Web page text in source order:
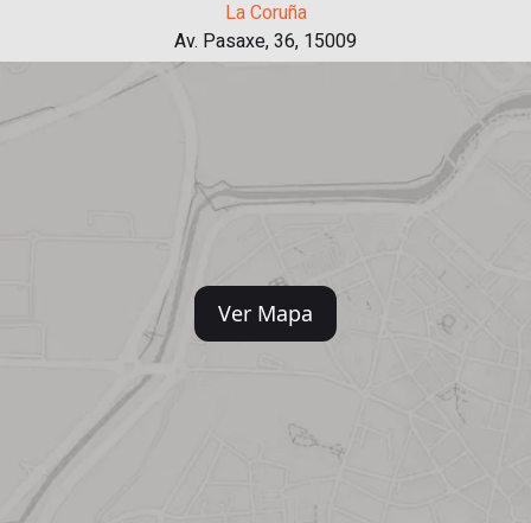
La Coruña
Av. Pasaxe, 36, 15009
Ver Mapa